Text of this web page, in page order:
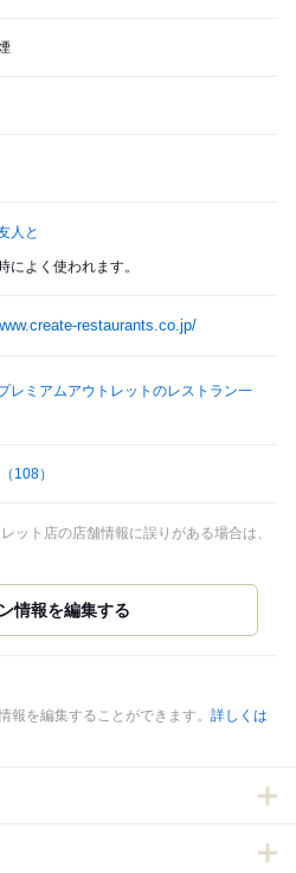
人と
によく使われます。
restaurants.co.jp/
レミアムアウトレットのレストラン一
（108）
ット店の店舗情報に誤りがある場合は、
報を編集することができます。 詳しくは